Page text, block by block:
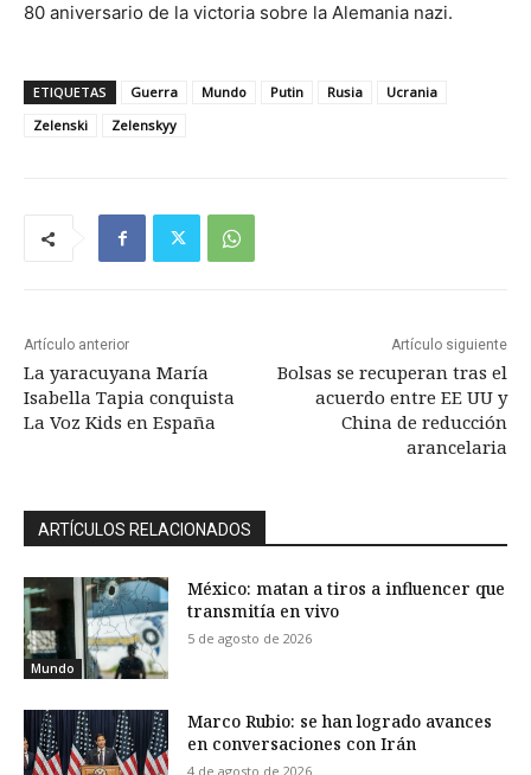
80 aniversario de la victoria sobre la Alemania nazi.
ETIQUETAS Guerra Mundo Putin Rusia
Ucrania
Zelenski
Zelenskyy
Artículo anterior
La yaracuyana María
Isabella Tapia conquista
La Voz Kids en España
Artículo siguiente
Bolsas se recuperan tras el
acuerdo entre EE UU y
China de reducción
arancelaria
ARTÍCULOS RELACIONADOS
Mundo
México: matan a tiros a influencer que
transmitía en vivo
5 de agosto de 2026
Marco Rubio: se han logrado avances
en conversaciones con Irán
4 de agosto de 2026